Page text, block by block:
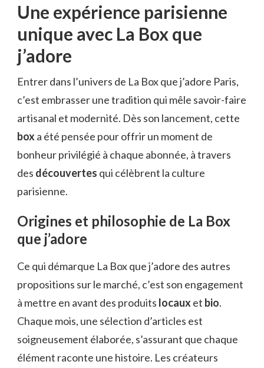
Une expérience parisienne
unique avec La Box que
j’adore
Entrer dans l’univers de La Box que j’adore Paris,
c’est embrasser une tradition qui mêle savoir-faire
artisanal et modernité. Dès son lancement, cette
box a été pensée pour offrir un moment de
bonheur privilégié à chaque abonnée, à travers
des découvertes qui célèbrent la culture
parisienne.
Origines et philosophie de La Box
que j’adore
Ce qui démarque La Box que j’adore des autres
propositions sur le marché, c’est son engagement
à mettre en avant des produits locaux et bio.
Chaque mois, une sélection d’articles est
soigneusement élaborée, s’assurant que chaque
élément raconte une histoire. Les créateurs